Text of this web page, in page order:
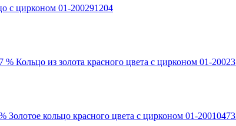
с цирконом 01-200291204
% Кольцо из золота красного цвета с цирконом 01-
Золотое кольцо красного цвета с цирконом 01-